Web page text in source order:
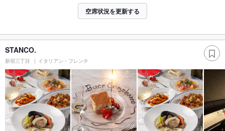
空席状況を更新する
STANCO.
新宿三丁目 イタリアン・フレンチ